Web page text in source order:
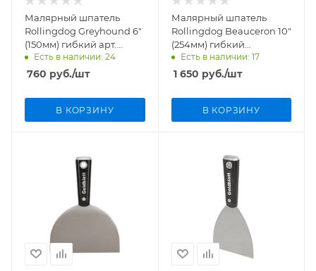
Малярный шпатель
Rollingdog Greyhound 6"
(150мм) гибкий арт.
50394
Есть в наличии: 24
760 руб./шт
В КОРЗИНУ
Малярный шпатель
Rollingdog Beauceron 10"
(254мм) гибкий
арт.50477
Есть в наличии: 17
1 650 руб./шт
В КОРЗИНУ